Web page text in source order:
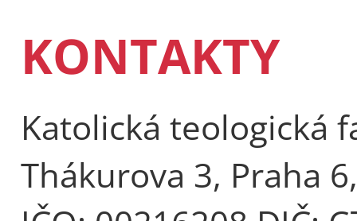
KONTAKTY
Katolická teologická
Thákurova 3, Praha